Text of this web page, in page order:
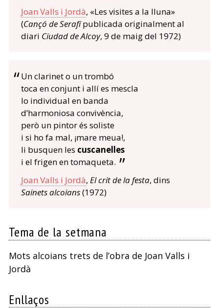
Joan Valls i Jordà, «Les visites a la lluna»
(Cançó de Serafípublicada originalment al
diari Ciudad de Alcoy, 9 de maig del 1972)
Un clarinet o un trombó
toca en conjunt i allí es mescla
lo individual en banda
d’harmoniosa convivència,
però un pintor és soliste
i si ho fa mal, ¡mare meua!,
li busquen les cuscanelles
i el frigen en tomaqueta.
Joan Valls i Jordà, El crit de la festa, dins
Sainets alcoians(1972)
Tema de la setmana
Mots alcoians trets de l’obra de Joan Valls i
Jordà
Enllaços